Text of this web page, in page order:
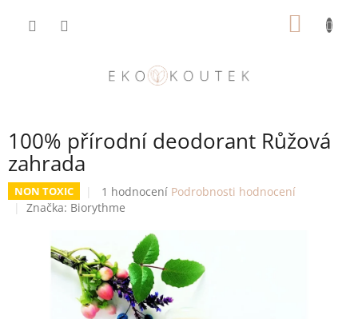
100% přírodní deodorant Růžová
zahrada
NON TOXIC
Průměrné
hodnocení
5,0
z
5
hvězdiček.
1 hodnocení Podrobnosti hodnocení
Značka: Biorythme